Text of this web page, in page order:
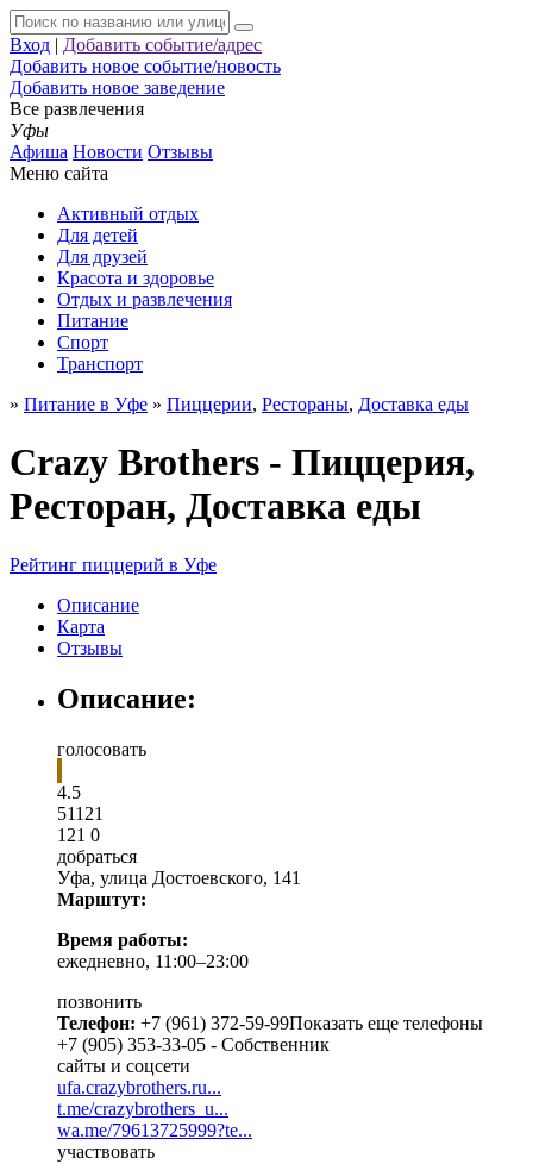
Вход | Добавить событие/адрес
Добавить новое событие/новость
Добавить новое заведение
Все развлечения
Уфы
Афиша Новости Отзывы
Меню сайта
Активный отдых
Для детей
Для друзей
Красота и здоровье
Отдых и развлечения
Питание
Спорт
Транспорт
» Питание в Уфе » Пиццерии, Рестораны, Доставка еды
Crazy Brothers - Пиццерия,
Ресторан, Доставка еды
Рейтинг пиццерий в Уфе
Описание
Карта
Отзывы
Описание:
голосовать
4.5
51121
121 0
добраться
Уфа, улица Достоевского, 141
Марштут:
Время работы:
ежедневно, 11:00–23:00
позвонить
Телефон: +7 (961) 372-59-99Показать еще телефоны
+7 (905) 353-33-05 - Собственник
сайты и соцсети
ufa.crazybrothers.ru...
t.me/crazybrothers_u...
wa.me/79613725999?te...
участвовать